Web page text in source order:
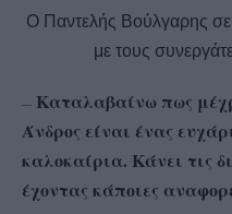
Ο Παντελής Βούλγαρης σε
με τους
— Καταλαβαίνω πως
Άνδρος είναι ένας
καλοκαίρια. Κάνει τις
έχοντας κάποιες